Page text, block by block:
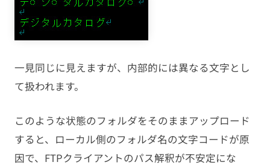
一見同じに見えますが、内部的には異なる文字とし
て扱われます。
このような状態のフォルダをそのままアップロード
すると、ローカル側のフォルダ名の文字コードが原
因で、FTPクライアントのパス解釈が不安定にな